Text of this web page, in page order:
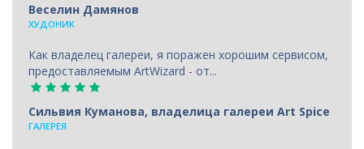
Веселин Дамянов
ХУДОНИК
Как владелец галереи, я поражен хорошим сервисом,
предоставляемым ArtWizard - от...
Сильвия Куманова, владелица галереи Art Spice
ГАЛЕРЕЯ